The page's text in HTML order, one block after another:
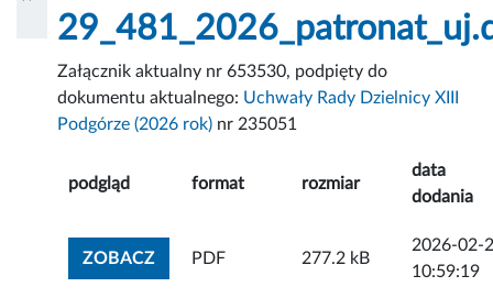
Załącznik aktualny nr 653530, podpięty do
dokumentu aktualnego: Uchwały Rady Dzielnicy XIII
Podgórze (2026 rok) nr 235051
podgląd format rozmiar
data
dodania
ZOBACZZOBACZ ZAŁĄCZNIK
PDF 277.2 kB
2026-02-
10:59:19